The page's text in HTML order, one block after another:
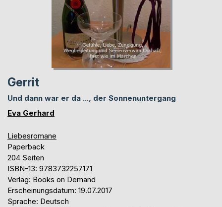
Gerrit
Und dann war er da ..., der Sonnenuntergang
Eva Gerhard
Liebesromane
Paperback
204 Seiten
ISBN-13: 9783732257171
Verlag: Books on Demand
Erscheinungsdatum: 19.07.2017
Sprache: Deutsch